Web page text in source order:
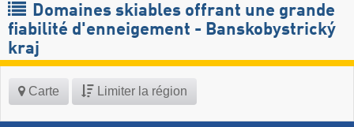
Domaines skiables offrant une grande
fiabilité d'enneigement - Banskobystrický
kraj
Carte Limiter la région